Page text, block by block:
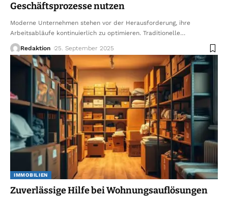
Geschäftsprozesse nutzen
Moderne Unternehmen stehen vor der Herausforderung, ihre
Arbeitsabläufe kontinuierlich zu optimieren. Traditionelle…
Redaktion 25. September 2025
IMMOBILIEN
Zuverlässige Hilfe bei Wohnungsauflösungen